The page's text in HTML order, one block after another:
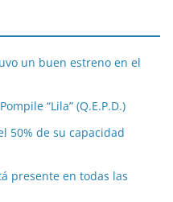
un buen estreno en el
“Lila” (Q.E.P.D.)
50% de su capacidad
presente en todas las